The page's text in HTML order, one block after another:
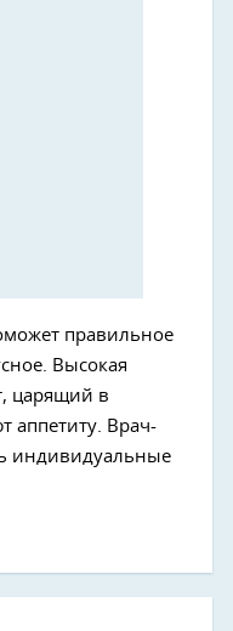
правильное
Высокая
царящий в
аппетиту. Врач-
индивидуальные